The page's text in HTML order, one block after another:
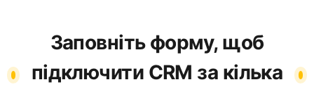
Заповніть форму, щоб
підключити CRM за кілька